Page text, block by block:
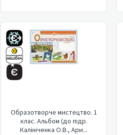
Образотворче мистецтво. 1
клас. Альбом (до підр.
Калініченка О.В., Ари...